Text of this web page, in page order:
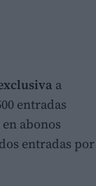
a
entradas
abonos
entradas por